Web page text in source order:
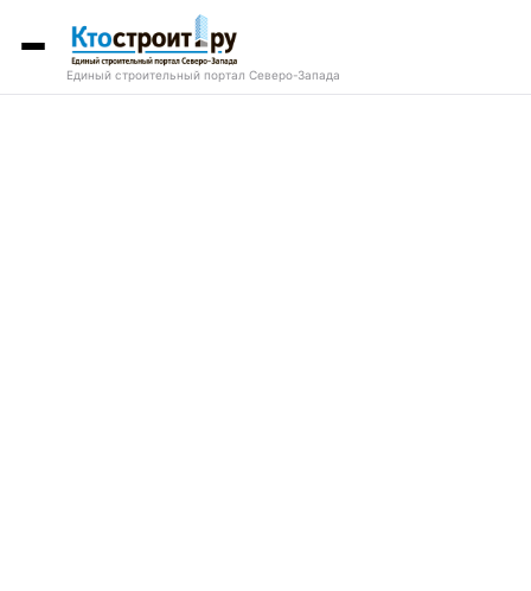
Единый строительный портал Северо-Запада